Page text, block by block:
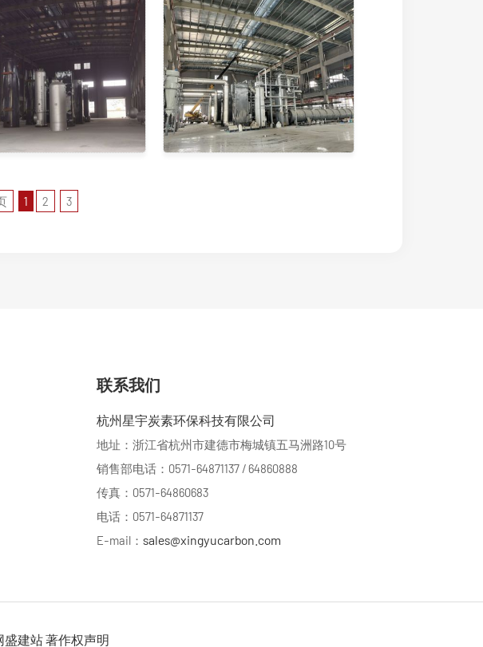
1 2 3
联系我们
杭州星宇炭素环保科技有限公司
地址：浙江省杭州市建德市梅城镇五马洲路10号
销售部电话：0571-64871137 / 64860888
传真：0571-64860683
电话：0571-64871137
E-mail： sales@xingyucarbon.com
盛建站著作权声明